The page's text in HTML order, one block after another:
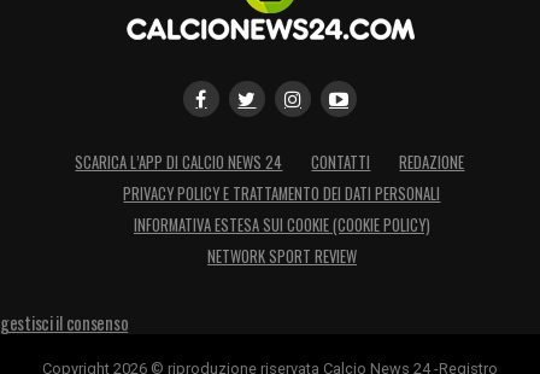
SCARICA L’APP DI CALCIO NEWS 24 CONTATTI
REDAZIONE
PRIVACY POLICY E TRATTAMENTO DEI DATI PERSONALI
INFORMATIVA ESTESA SUI COOKIE (COOKIE POLICY)
NETWORK SPORT REVIEW
gestisci il consenso
Copyright 2026 © riproduzione riservata Calcio News 24 -Registro